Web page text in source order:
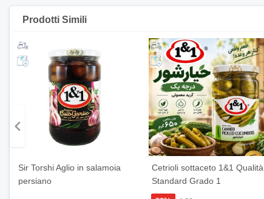
Prodotti Simili
Sir Torshi Aglio in salamoia
persiano
Cetrioli sottaceto 1&1 Qualità
Standard Grado 1